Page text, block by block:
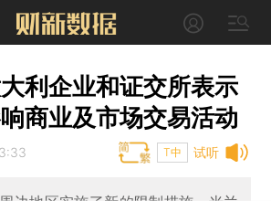
大利企业和证交所表示
商业及市场交易活动
试听
T中